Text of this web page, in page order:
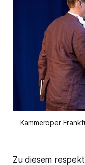
Kammeroper
Zu diesem